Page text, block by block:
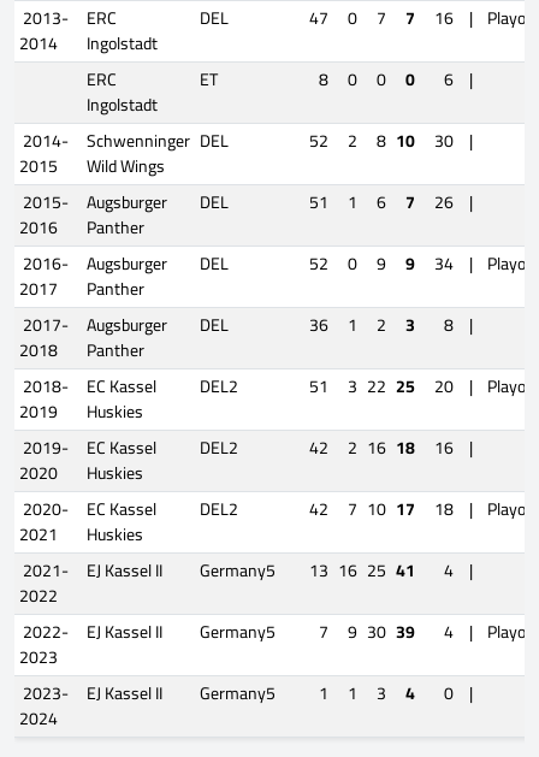
2013-
2014
ERC
Ingolstadt
DEL 47 0 7 7 16 |
ERC
Ingolstadt
ET 8 0 0 0 6 |
2014-
2015
Schwenninger
Wild Wings
DEL 52 2 8 10 30 |
2015-
2016
Augsburger
Panther
DEL 51 1 6 7 26 |
2016-
2017
Augsburger
Panther
DEL 52 0 9 9 34 |
2017-
2018
Augsburger
Panther
DEL 36 1 2 3 8 |
2018-
2019
EC Kassel
Huskies
DEL2 51 3 22 25 20 |
2019-
2020
EC Kassel
Huskies
DEL2 42 2 16 18 16 |
2020-
2021
EC Kassel
Huskies
DEL2 42 7 10 17 18 |
2021-
2022
EJ Kassel II Germany5 13 16 25 41 4 |
2022-
2023
EJ Kassel II Germany5 7 9 30 39 4 |
2023-
2024
EJ Kassel II Germany5 1 1 3 4 0 |